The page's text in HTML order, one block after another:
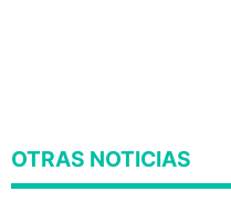
OTRAS NOTICIAS